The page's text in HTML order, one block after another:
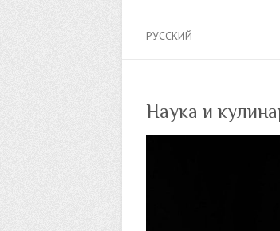
РУССКИЙ
Наука и